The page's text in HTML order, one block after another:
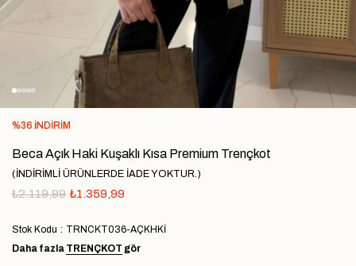
%36 İNDIRIM
Beca Açık Haki Kuşaklı Kısa Premium Trençkot
(İNDİRİMLİ ÜRÜNLERDE İADE YOKTUR.)
₺2.119,99 ₺1.359,99
Stok Kodu
TRNCKT036-AÇKHKİ
Daha fazla TRENÇKOT gör